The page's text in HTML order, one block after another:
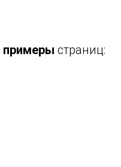
примеры страниц: